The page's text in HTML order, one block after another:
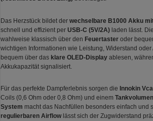
Das Herzstück bildet der wechselbare B1000 Akku
schnell und effizient per USB-C (5V/2A) laden lässt.
wahlweise klassisch über den Feuertaster oder
wichtigen Informationen wie Leistung, Widerstand oder
bequem über das klare OLED-Display ablesen,
Akkukapazität signalisiert.
Für das perfekte Dampferlebnis sorgen die Innokin
Coils (0,6 Ohm oder 0,8 Ohm) und einem
System macht das Nachfüllen besonders einfach und
regulierbaren Airflowlässt sich der Zugwiderstand